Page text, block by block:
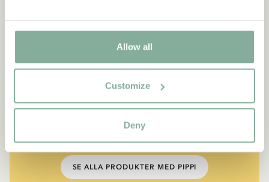
Allow all
Customize
Deny
CITAT
“Den som är väldigt stark
måste också vara väldigt
snäll.”
Berättaren i "Känner du Pippi Långstrump?"
SE ALLA PRODUKTER MED PIPPI